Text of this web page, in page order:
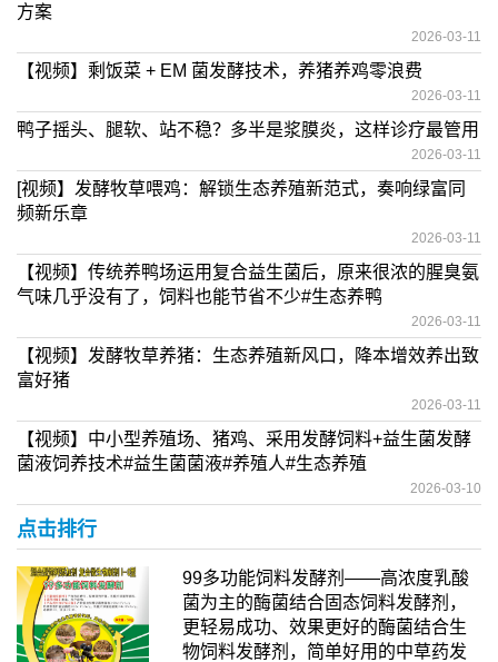
方案
2026-03-11
【视频】剩饭菜 + EM 菌发酵技术，养猪养鸡零浪费
2026-03-11
鸭子摇头、腿软、站不稳？多半是浆膜炎，这样诊疗最管用
2026-03-11
[视频】发酵牧草喂鸡：解锁生态养殖新范式，奏响绿富同
频新乐章
2026-03-11
【视频】传统养鸭场运用复合益生菌后，原来很浓的腥臭氨
气味几乎没有了，饲料也能节省不少#生态养鸭
2026-03-11
【视频】发酵牧草养猪：生态养殖新风口，降本增效养出致
富好猪
2026-03-11
【视频】中小型养殖场、猪鸡、采用发酵饲料+益生菌发酵
菌液饲养技术#益生菌菌液#养殖人#生态养殖
2026-03-10
点击排行
99多功能饲料发酵剂——高浓度乳酸
菌为主的酶菌结合固态饲料发酵剂，
更轻易成功、效果更好的酶菌结合生
物饲料发酵剂，简单好用的中草药发